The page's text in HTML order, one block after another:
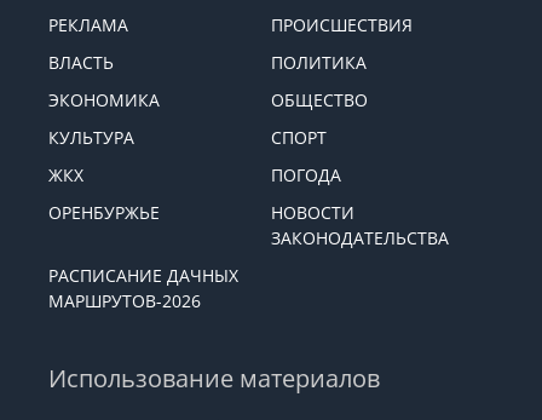
РЕКЛАМА
ПРОИСШЕСТВИЯ
ВЛАСТЬ
ПОЛИТИКА
ЭКОНОМИКА
ОБЩЕСТВО
КУЛЬТУРА
СПОРТ
ЖКХ
ПОГОДА
ОРЕНБУРЖЬЕ
НОВОСТИ
ЗАКОНОДАТЕЛЬСТВА
РАСПИСАНИЕ ДАЧНЫХ
МАРШРУТОВ-2026
Использование материалов